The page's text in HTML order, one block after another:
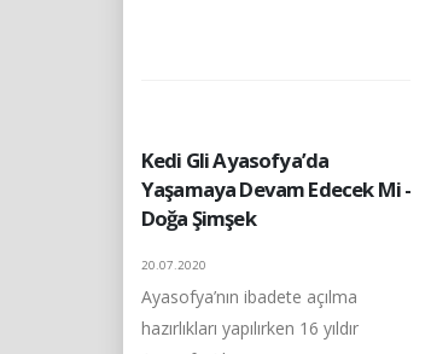
Kedi Gli Ayasofya’da
Yaşamaya Devam Edecek Mi -
Doğa Şimşek
20.07.2020
Ayasofya’nın ibadete açılma
hazırlıkları yapılırken 16 yıldır